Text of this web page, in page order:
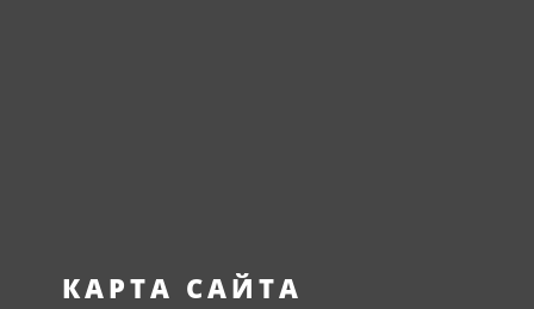
КАРТА САЙТА